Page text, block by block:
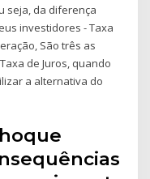
seja, da diferença
investidores - Taxa
São três as
de Juros, quando
a alternativa do